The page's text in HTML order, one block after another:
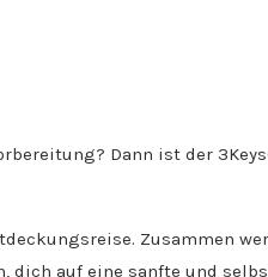
Dann ist der
Zusammen
dich auf eine sanfte und